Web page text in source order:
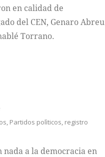
en calidad de
del CEN, Genaro Abreu
Torrano.
Partidos polìticos registro
a la democracia en